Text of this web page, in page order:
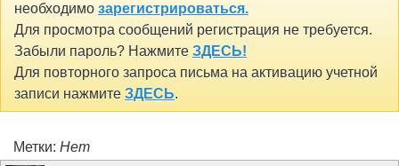
необходимо зарегистрироваться.
Для просмотра сообщений регистрация не требуется.
Забыли пароль? Нажмите ЗДЕСЬ!
Для повторного запроса письма на активацию учетной
записи нажмите ЗДЕСЬ.
Метки: Нет